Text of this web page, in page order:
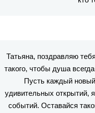
Татьяна, поздравляю
такого, чтобы душа
Пусть каждый
удивительных открытий,
событий. Оставайся